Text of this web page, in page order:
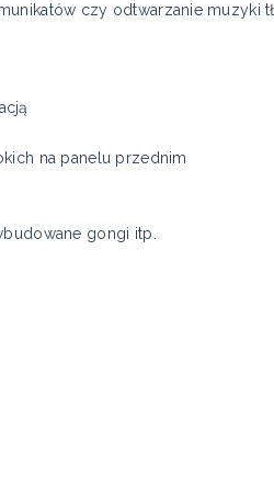
czy odtwarzanie muzyki
na panelu przednim
gongi itp.